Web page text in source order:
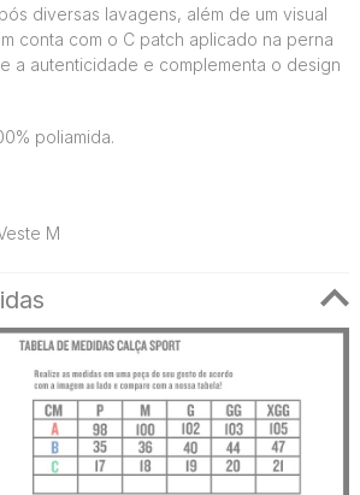
diversas lavagens, além de um visual
conta com o C patch aplicado na perna
a autenticidade e complementa o design
poliamida.
M